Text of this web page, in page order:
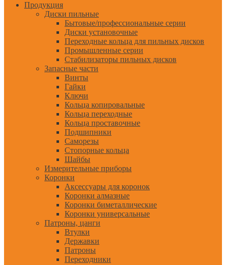
Продукция
Диски пильные
Бытовые/профессиональные серии
Диски установочные
Переходные кольца для пильных дисков
Промышленные серии
Стабилизаторы пильных дисков
Запасные части
Винты
Гайки
Ключи
Кольца копировальные
Кольца переходные
Кольца проставочные
Подшипники
Саморезы
Стопорные кольца
Шайбы
Измерительные приборы
Коронки
Аксессуары для коронок
Коронки алмазные
Коронки биметаллические
Коронки универсальные
Патроны, цанги
Втулки
Державки
Патроны
Переходники